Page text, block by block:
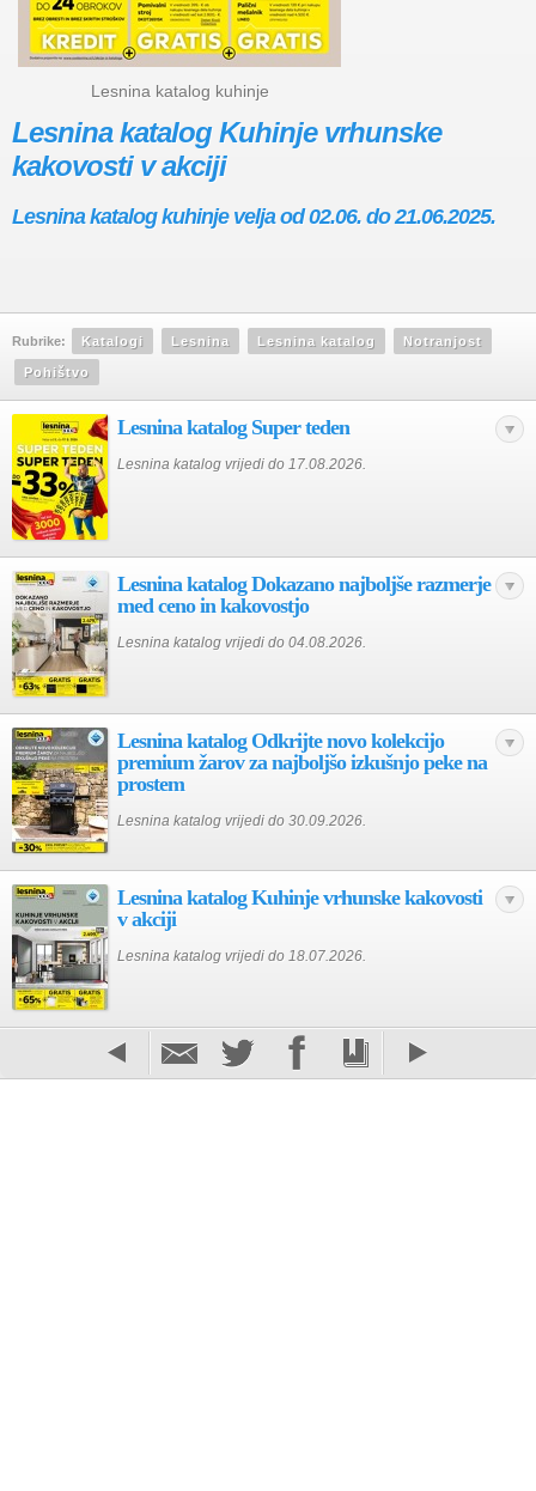
Lesnina katalog kuhinje
Lesnina katalog Kuhinje vrhunske
kakovosti v akciji
Lesnina katalog kuhinje velja od 02.06. do 21.06.2025.
Rubrike: Katalogi Lesnina Lesnina katalog Notranjost
Pohištvo
Lesnina katalog Super teden
Lesnina katalog vrijedi do 17.08.2026.
Lesnina katalog Dokazano najboljše razmerje
med ceno in kakovostjo
Lesnina katalog vrijedi do 04.08.2026.
Lesnina katalog Odkrijte novo kolekcijo
premium žarov za najboljšo izkušnjo peke na
prostem
Lesnina katalog vrijedi do 30.09.2026.
Lesnina katalog Kuhinje vrhunske kakovosti
v akciji
Lesnina katalog vrijedi do 18.07.2026.